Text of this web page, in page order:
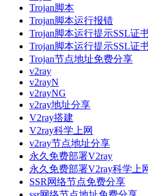
Trojan脚本
Trojan脚本运行报错
Trojan脚本运行提示SSL证
Trojan脚本运行提示SSL证
Trojan节点地址免费分享
v2ray
v2rayN
v2rayNG
v2ray地址分享
V2ray搭建
V2ray科学上网
v2ray节点地址分享
永久免费部署V2ray
永久免费部署V2ray科学上
SSR网络节点免费分享